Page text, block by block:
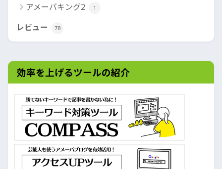
アメーバキング2 1
レビュー 78
効率を上げるツールの紹介